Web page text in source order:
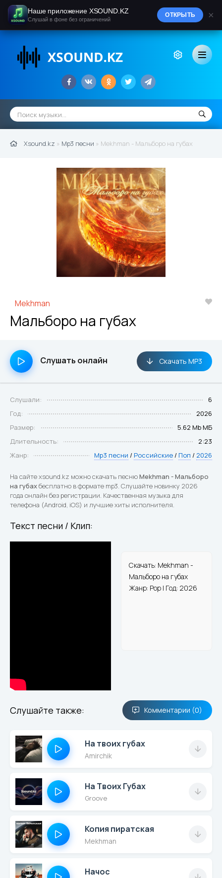
Xsound.kz » Mp3 песни » Mekhman - Мальборо на губах
Mekhman
Мальборо на губах
Слушать онлайн Скачать MP3
Слушали:
6
Год:
2026
Размер:
5.62 Mb МБ
Длительность:
2:23
Жанр:
Mp3 песни / Российские / Поп / 2026
На сайте xsound.kz можно скачать песнюMekhman - Мальборо
на губахбесплатно в формате mp3. Слушайте новинку 2026
года онлайн без регистрации. Качественная музыка для
телефона (Android, iOS) и лучшие хиты исполнителя.
Текст песни / Клип:
Скачать: Mekhman -
Мальборо на губах
Жанр: Pop | Год: 2026
Слушайте также: Комментарии (0)
На твоих губах
Amirchik
На Твоих Губах
Groove
Копия пиратская
Mekhman
Начос
Наше приложение XSOUND.KZ
Слушай в фоне без ограничений
ОТКРЫТЬ ×